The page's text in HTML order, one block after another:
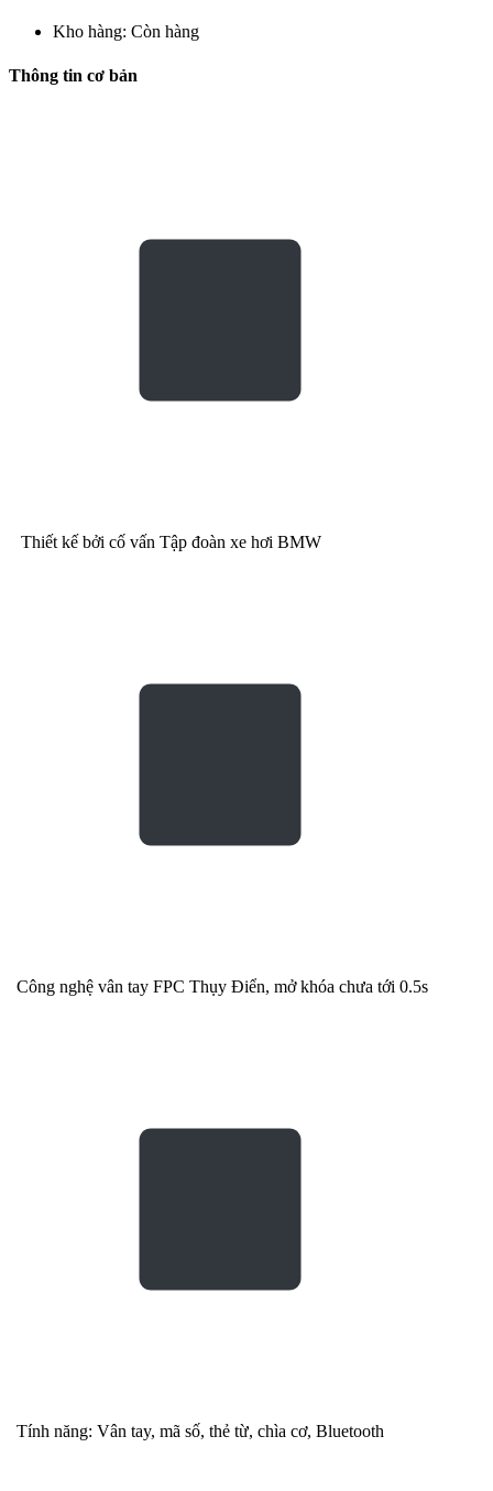
Kho hàng: Còn hàng
Thông tin cơ bản
Thiết kế bởi cố vấn Tập đoàn xe hơi BMW
Công nghệ vân tay FPC Thụy Điển, mở khóa chưa tới 0.5s
Tính năng: Vân tay, mã số, thẻ từ, chìa cơ, Bluetooth